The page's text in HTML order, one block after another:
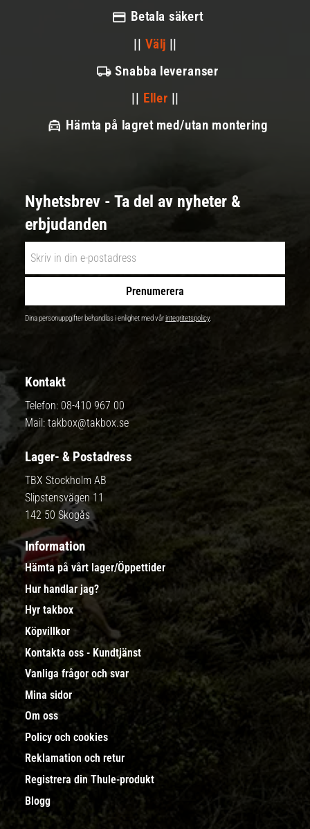
Betala säkert
|| Välj ||
Snabba leveranser
|| Eller ||
Hämta på lagret med/utan montering
Nyhetsbrev - Ta del av nyheter &
erbjudanden
Prenumerera
Dina personuppgifter behandlas i enlighet med vårintegritetspolicy.
Kontakt
Telefon: 08-410 967 00
Mail: takbox@takbox.se
Lager- & Postadress
TBX Stockholm AB
Slipstensvägen 11
142 50 Skogås
Information
Hämta på vårt lager/Öppettider
Hur handlar jag?
Hyr takbox
Köpvillkor
Kontakta oss - Kundtjänst
Vanliga frågor och svar
Mina sidor
Om oss
Policy och cookies
Reklamation och retur
Registrera din Thule-produkt
Blogg